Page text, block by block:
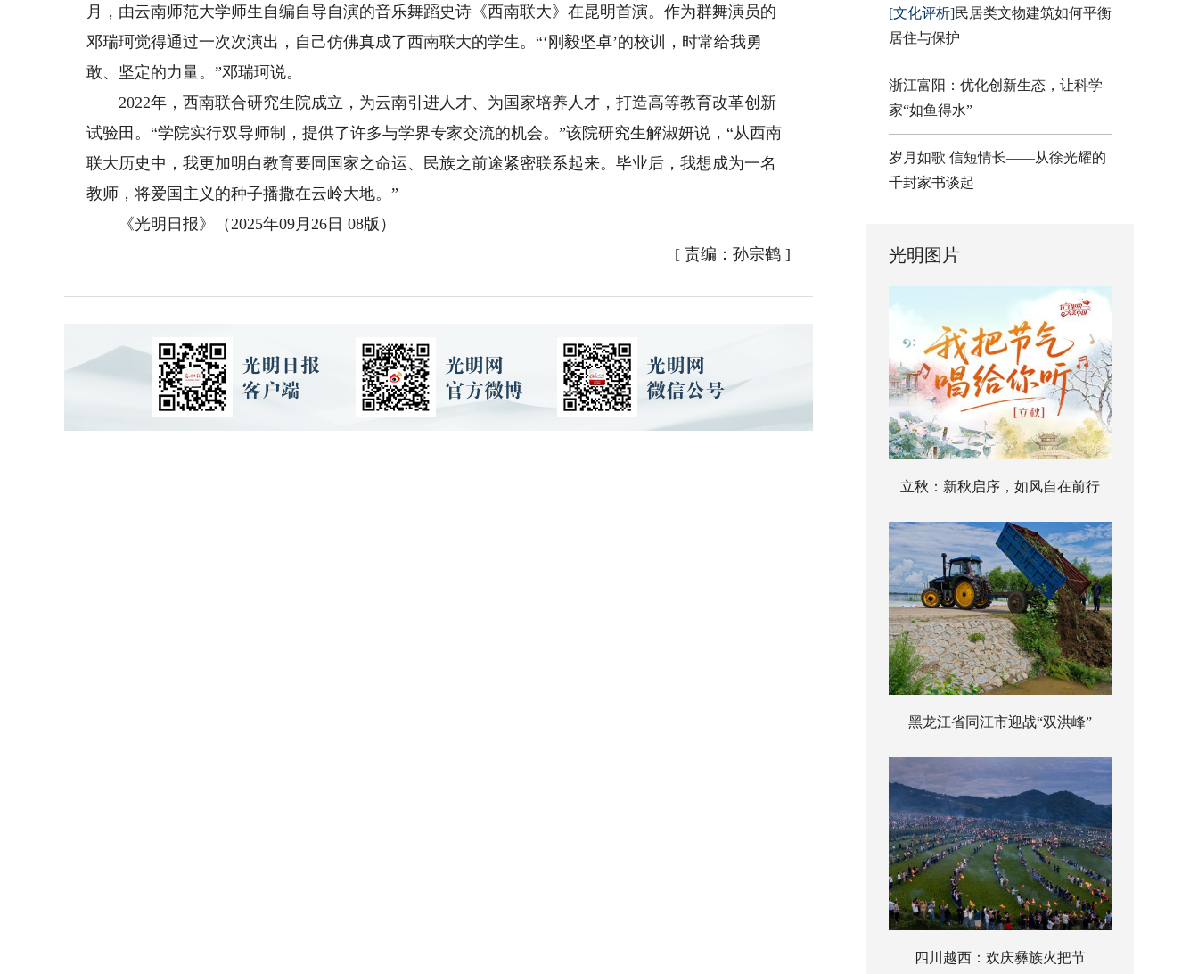
月，由云南师范大学师生自编自导自演的音乐舞蹈史诗《西南联大》在昆明首演。作为群舞演员的
邓瑞珂觉得通过一次次演出，自己仿佛真成了西南联大的学生。“‘刚毅坚卓’的校训，时常给我勇
敢、坚定的力量。”邓瑞珂说。
2022年，西南联合研究生院成立，为云南引进人才、为国家培养人才，打造高等教育改革创新
试验田。“学院实行双导师制，提供了许多与学界专家交流的机会。”该院研究生解淑妍说，“从西南
联大历史中，我更加明白教育要同国家之命运、民族之前途紧密联系起来。毕业后，我想成为一名
教师，将爱国主义的种子播撒在云岭大地。”
《光明日报》（2025年09月26日 08版）
[ 责编：孙宗鹤]
[文化评析]民居类文物建筑如何平衡
居住与保护
浙江富阳：优化创新生态，让科学
家“如鱼得水”
岁月如歌 信短情长——从徐光耀的
千封家书谈起
光明图片
立秋：新秋启序，如风自在前行
黑龙江省同江市迎战“双洪峰”
四川越西：欢庆彝族火把节